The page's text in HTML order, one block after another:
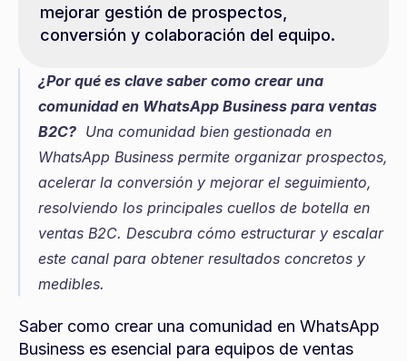
mejorar gestión de prospectos,
conversión y colaboración del equipo.
¿Por qué es clave saber como crear una
comunidad en WhatsApp Business para ventas
B2C?
  Una comunidad bien gestionada en
WhatsApp Business permite organizar prospectos,
acelerar la conversión y mejorar el seguimiento,
resolviendo los principales cuellos de botella en
ventas B2C. Descubra cómo estructurar y escalar
este canal para obtener resultados concretos y
medibles.
Saber como crear una comunidad en WhatsApp
Business es esencial para equipos de ventas